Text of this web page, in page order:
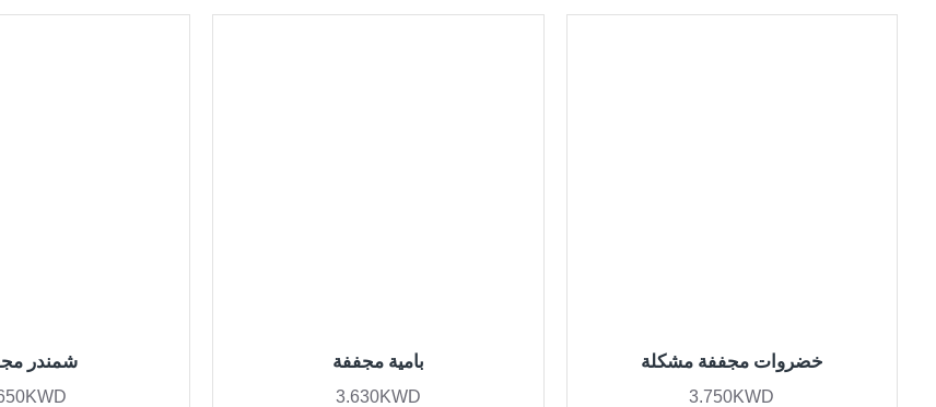
خضروات مجففة مشكلة
3.750KWD
بامية مجففة
3.630KWD
شمندر